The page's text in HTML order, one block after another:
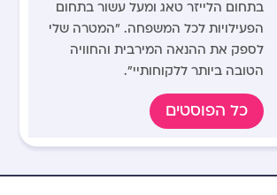
בתחום הלייזר טאג ומעל עשור בתחום
הפעילויות לכל המשפחה. "המטרה שלי
לספק את ההנאה המירבית והחוויה
הטובה ביותר ללקוחותיי".
כל הפוסטים